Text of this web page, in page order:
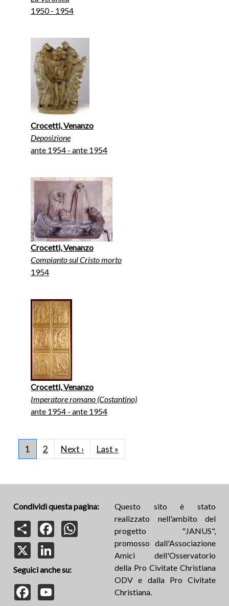
1950 - 1954
Crocetti, Venanzo
Deposizione
ante 1954 - ante 1954
Crocetti, Venanzo
Compianto sul Cristo morto
1954
Crocetti, Venanzo
Imperatore romano (Costantino)
ante 1954 - ante 1954
1 2 Next › Pagina successiva
Last »
Condividi questa pagina:
Share
FacebookWhatsApp
Seguici anche su:
Facebook
Questo sito è stato
realizzato nell'ambito del
progetto "JANUS",
promosso dall'Associazione
Amici dell'Osservatorio
della Pro Civitate Christiana
ODV e dalla Pro Civitate
Christiana.